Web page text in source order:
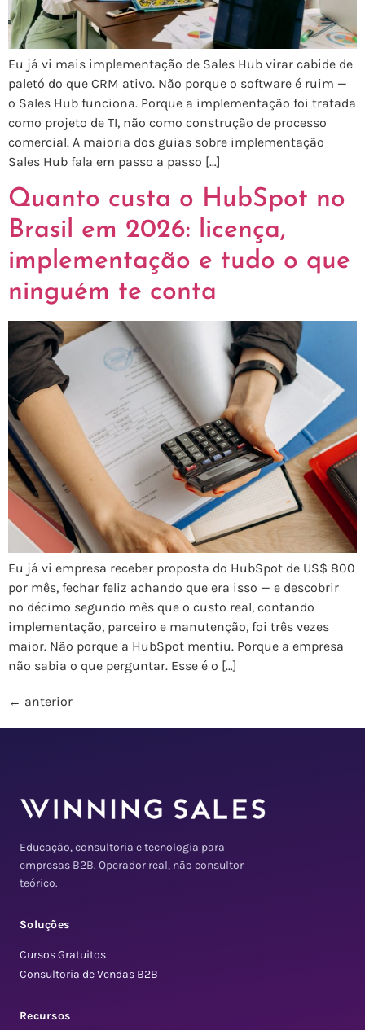
Eu já vi mais implementação de Sales Hub virar cabide de
paletó do que CRM ativo. Não porque o software é ruim —
o Sales Hub funciona. Porque a implementação foi tratada
como projeto de TI, não como construção de processo
comercial. A maioria dos guias sobre implementação
Sales Hub fala em passo a passo […]
Quanto custa o HubSpot no
Brasil em 2026: licença,
implementação e tudo o que
ninguém te conta
Eu já vi empresa receber proposta do HubSpot de US$ 800
por mês, fechar feliz achando que era isso — e descobrir
no décimo segundo mês que o custo real, contando
implementação, parceiro e manutenção, foi três vezes
maior. Não porque a HubSpot mentiu. Porque a empresa
não sabia o que perguntar. Esse é o […]
← anterior
Educação, consultoria e tecnologia para
empresas B2B. Operador real, não consultor
teórico.
Soluções
Cursos Gratuitos
Consultoria de Vendas B2B
Recursos